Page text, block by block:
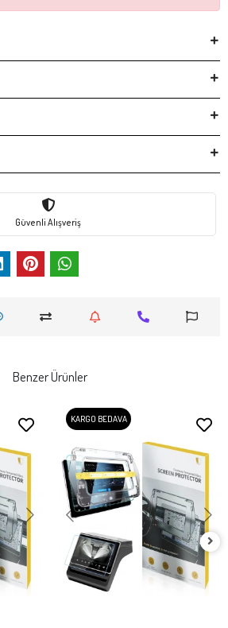
Güvenli Alışveriş
Benzer Ürünler
KARGO BEDAVA